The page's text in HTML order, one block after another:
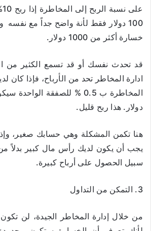
100 دولار فقط لأنة واضح جداً مع
خسارة أكثر من 1000 دولار.
قد تحدث نفسك أو قد تسمع الكثير من
دولار. هذا ربح قليل.
هنا تكمن المشكلة وهي حسابك صغير،
يجب أن يكون لديك رأس مال كبير بدلاً
سبيل الحصول على أرباح كبيرة.
3. التمكن من التداول
من خلال إدارة المخاطر الجيدة، لن